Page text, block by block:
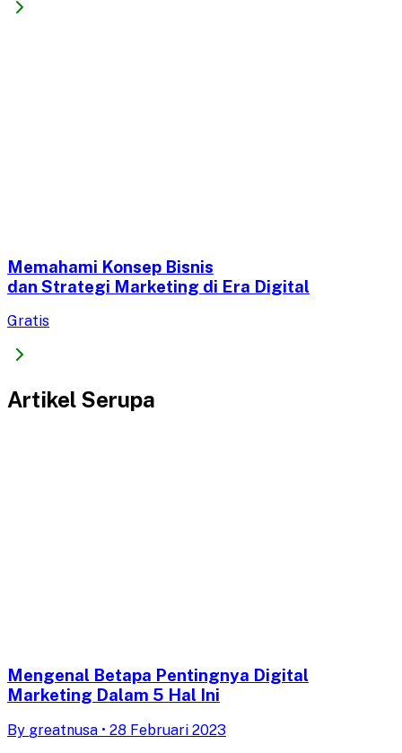
Memahami Konsep Bisnis
dan Strategi Marketing di Era Digital​
Gratis
Artikel Serupa
Mengenal Betapa Pentingnya Digital
Marketing Dalam 5 Hal Ini
By greatnusa • 28 Februari 2023